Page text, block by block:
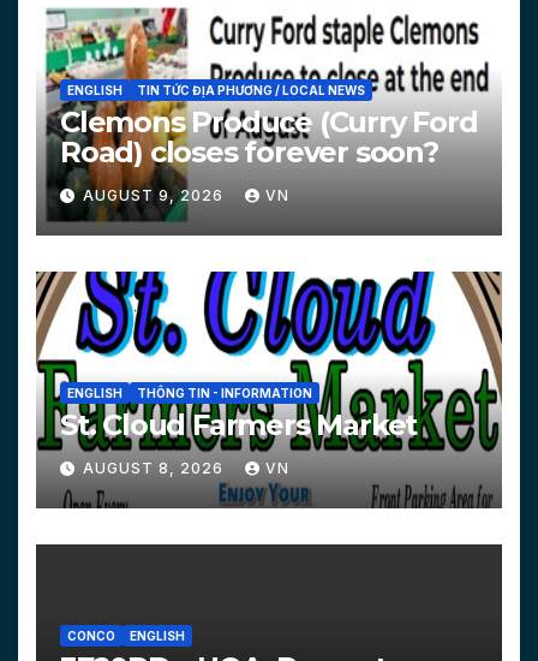
ENGLISH TIN TỨC ĐỊA PHƯƠNG / LOCAL NEWS
Clemons Produce (Curry Ford
Road) closes forever soon?
AUGUST 9, 2026 VN
ENGLISH THÔNG TIN - INFORMATION
St. Cloud Farmers Market
AUGUST 8, 2026 VN
CONCO ENGLISH